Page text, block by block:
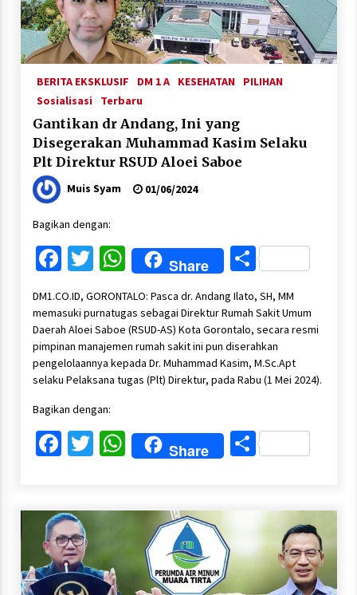
BERITA EKSKLUSIF DM 1 A KESEHATAN
PILIHAN
Sosialisasi
Terbaru
Gantikan dr Andang, Ini yang
Disegerakan Muhammad Kasim Selaku
Plt Direktur RSUD Aloei Saboe
Muis Syam 01/06/2024
Bagikan dengan:
Facebook
Twitter
WhatsApp
Share Share
DM1.CO.ID, GORONTALO: Pasca dr. Andang Ilato, SH, MM
memasuki purnatugas sebagai Direktur Rumah Sakit Umum
Daerah Aloei Saboe (RSUD-AS) Kota Gorontalo, secara resmi
pimpinan manajemen rumah sakit ini pun diserahkan
pengelolaannya kepada Dr. Muhammad Kasim, M.Sc.Apt
selaku Pelaksana tugas (Plt) Direktur, pada Rabu (1 Mei 2024).
Bagikan dengan:
Facebook
Twitter
WhatsApp
Share Share